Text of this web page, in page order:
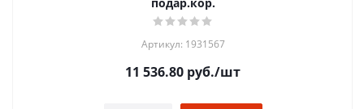
Артикул: 1931567
11 536.80 руб./шт